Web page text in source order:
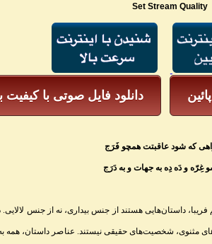
Set Stream Quality
دانلود فایل صوتی با کیفیت
که شود عاقبتت همچو فَرَج
و دَه دِه به جهات و به دَرَج
داستان‌هایی هستند از جنس بیداری، نه از جنس لالایی.
شخصیت‌های حقیقی نیستند. عناصر داستان، همه